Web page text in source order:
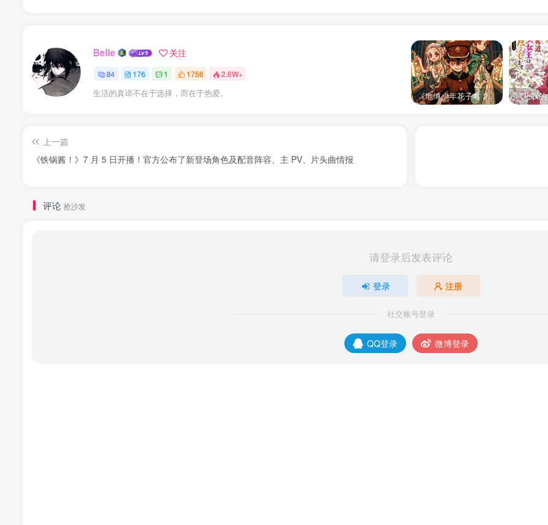
Belle 关注
84 176 1 1756 2.6W+
生活的真谛不在于选择，而在于热爱。 《地缚少年花子君 2》宣布推出续集，将于 2025 年夏季播出
上一篇
《铁锅酱！》7 月 5 日开播！官方公布了新登场角色及配音阵容、主 PV、片头曲情报
评论 抢沙发
请登录后发表评论
登录 注册
社交账号登录
QQ登录 微博登录